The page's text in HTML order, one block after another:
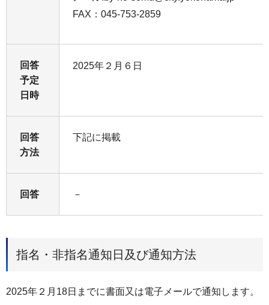
FAX：045-753-2859
回答
予定
日時
2025年２月６日
回答
方法
下記に掲載
回答 －
指名・非指名通知日及び通知方法
2025年２月18日までに書面又は電子メールで通知します。